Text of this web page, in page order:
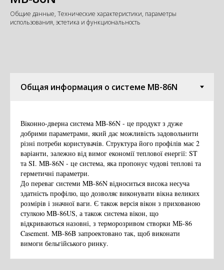
Общие данные, Технические характеристики, параметры
использования, эстетика и функциональность
Віконно-дверна система MB-86N - це продукт з дуже
добрими параметрами, який дає можливість задовольнити
різні потреби користувачів. Структура його профілів має 2
варіанти, залежно від вимог економії теплової енергії: ST
та SI. MB-86N - це система, яка пропонує чудові теплові та
герметичні параметри.
До переваг системи MB-86N відноситься висока несуча
здатність профілю, що дозволяє виконувати вікна великих
розмірів і значної ваги. Є також версія вікон з прихованою
стулкою MB-86US, а також система вікон, що
відкриваються назовні, з терморозривом створки МБ-86
Casement. MB-86B запроектовано так, щоб виконати
вимоги бельгійського ринку.